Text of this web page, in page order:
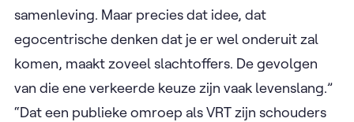
samenleving. Maar precies dat idee, dat
egocentrische denken dat je er wel onderuit zal
komen, maakt zoveel slachtoffers. De gevolgen
van die ene verkeerde keuze zijn vaak levenslang.”
“Dat een publieke omroep als VRT zijn schouders